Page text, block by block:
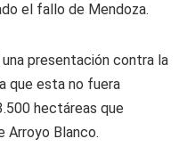
el fallo de Mendoza.
una presentación contra la
que esta no fuera
hectáreas que
Arroyo Blanco.